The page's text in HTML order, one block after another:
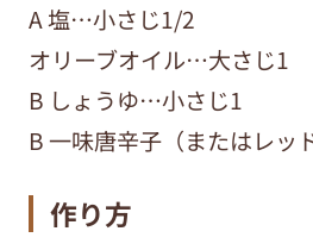
A 塩…小さじ1/2
オリーブオイル…大さじ1
B しょうゆ…小さじ1
B 一味唐辛子（またはレ
作り方